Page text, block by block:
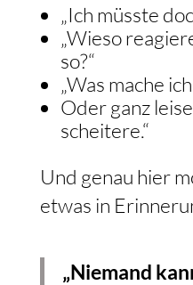
„Ich müsste
„Wieso
so?“
„Was mache
Oder ganz
scheitere.“
Und genau hier
etwas in
„Niemand